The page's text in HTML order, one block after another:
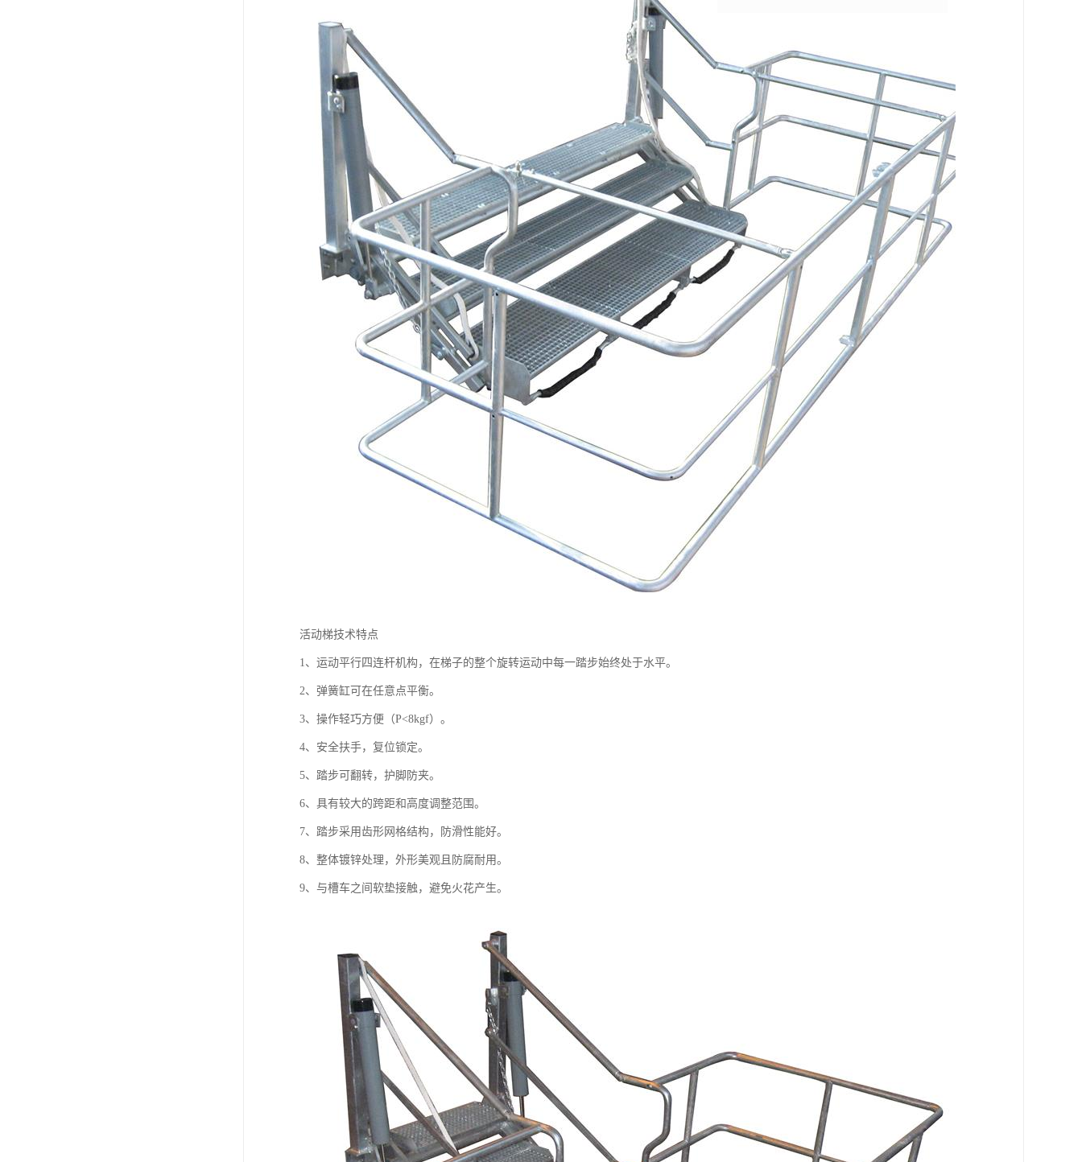
活动梯技术特点
1、运动平行四连杆机构，在梯子的整个旋转运动中每一踏步始终处于水平。
2、弹簧缸可在任意点平衡。
3、操作轻巧方便（P<8kgf）。
4、安全扶手，复位锁定。
5、踏步可翻转，护脚防夹。
6、具有较大的跨距和高度调整范围。
7、踏步采用齿形网格结构，防滑性能好。
8、整体镀锌处理，外形美观且防腐耐用。
9、与槽车之间软垫接触，避免火花产生。